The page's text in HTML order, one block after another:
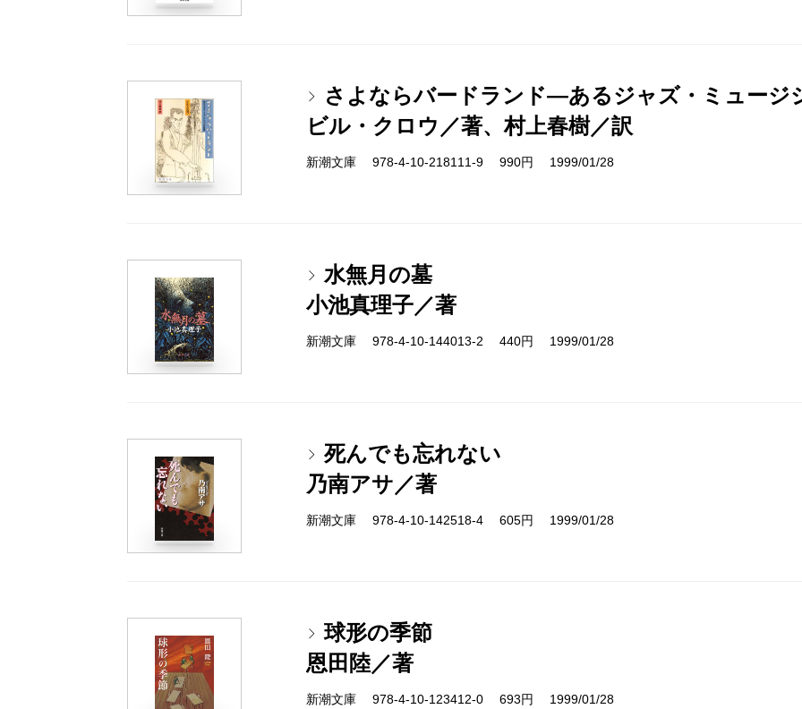
さよならバードランド―あるジャズ・ミュー
ビル・クロウ／著、村上春樹／訳
新潮文庫 978-4-10-218111-9 990円 1999/01/28
水無月の墓
小池真理子／著
新潮文庫 978-4-10-144013-2 440円 1999/01/28
死んでも忘れない
乃南アサ／著
新潮文庫 978-4-10-142518-4 605円 1999/01/28
球形の季節
恩田陸／著
新潮文庫 978-4-10-123412-0 693円 1999/01/28